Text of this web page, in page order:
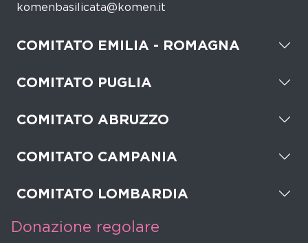
komenbasilicata@komen.it
COMITATO EMILIA - ROMAGNA
COMITATO PUGLIA
COMITATO ABRUZZO
COMITATO CAMPANIA
COMITATO LOMBARDIA
Donazione regolare